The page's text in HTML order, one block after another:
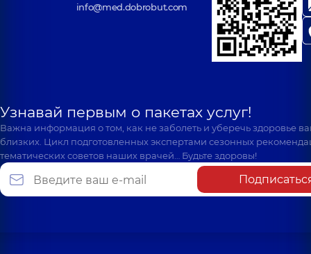
info@med.dobrobut.com
Узнавай первым о пакетах услуг!
Важна информация о том, как не заболеть и уберечь здоровье
близких. Цикл подготовленных экспертами сезонных
тематических советов наших врачей… Будьте здоровы!